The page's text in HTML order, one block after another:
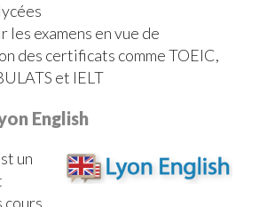
les examens en vue de
des certificats comme TOEIC,
et IELT
English
un
cours